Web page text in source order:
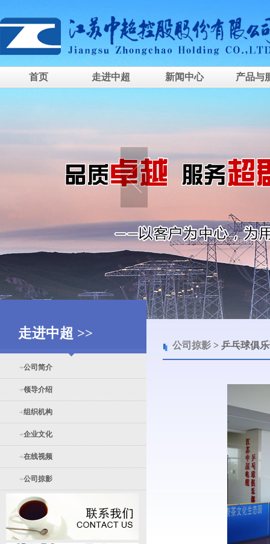
首页 走进中超 新闻中心 产品与
走进中超 >>
公司简介
领导介绍
组织机构
企业文化
在线视频
公司掠影
公司掠影 > 乒乓球俱